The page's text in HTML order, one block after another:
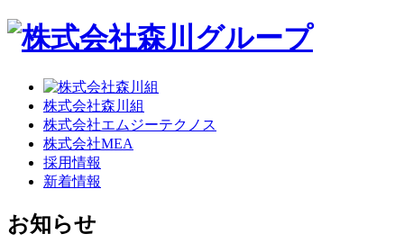
株式会社森川組
株式会社エムジーテクノス
株式会社MEA
採用情報
新着情報
お知らせ